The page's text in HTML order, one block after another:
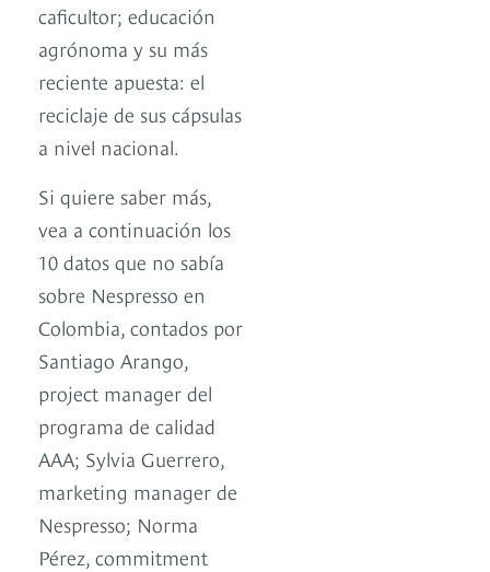
caficultor; educación
agrónoma y su más
reciente apuesta: el
reciclaje de sus cápsulas
a nivel nacional.
Si quiere saber más,
vea a continuación los
10 datos que no sabía
sobre Nespresso en
Colombia, contados por
Santiago Arango,
project manager del
programa de calidad
AAA; Sylvia Guerrero,
marketing manager de
Nespresso; Norma
Pérez, commitment